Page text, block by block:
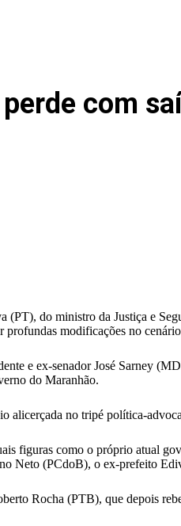
com
do ministro da Justiça e
modificações no
e ex-senador José Sarney
do Maranhão.
alicerçada no tripé política-
figuras como o próprio atual
Neto (PCdoB), o ex-prefeito
Rocha (PTB), que depois